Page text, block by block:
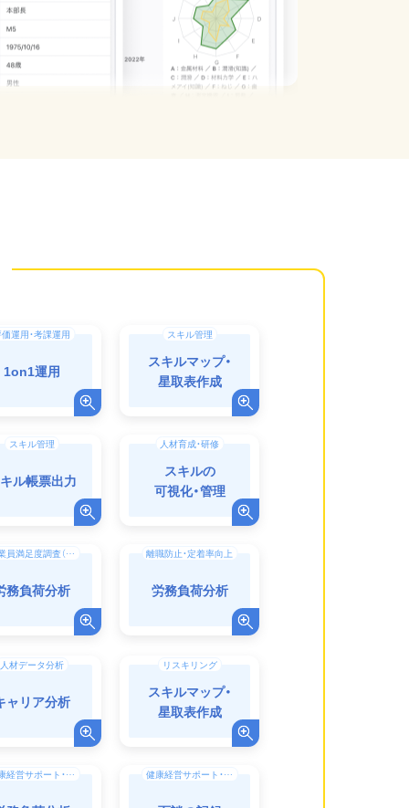
運用・考課運用
1on1運用
スキル管理
スキルマップ・
星取表作成
スキル管理
ル帳票出力
人材育成・研修
スキルの
可視化・管理
従業員満足度調査（ES調査）・エンゲージメント向上
務負荷分析
離職防止・定着率向上
労務負荷分析
人材データ分析
ャリア分析
リスキリング
スキルマップ・
星取表作成
健康経営サポート・働き方改革 健康経営サポート・働き方改革